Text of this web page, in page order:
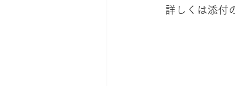
詳しくは添付